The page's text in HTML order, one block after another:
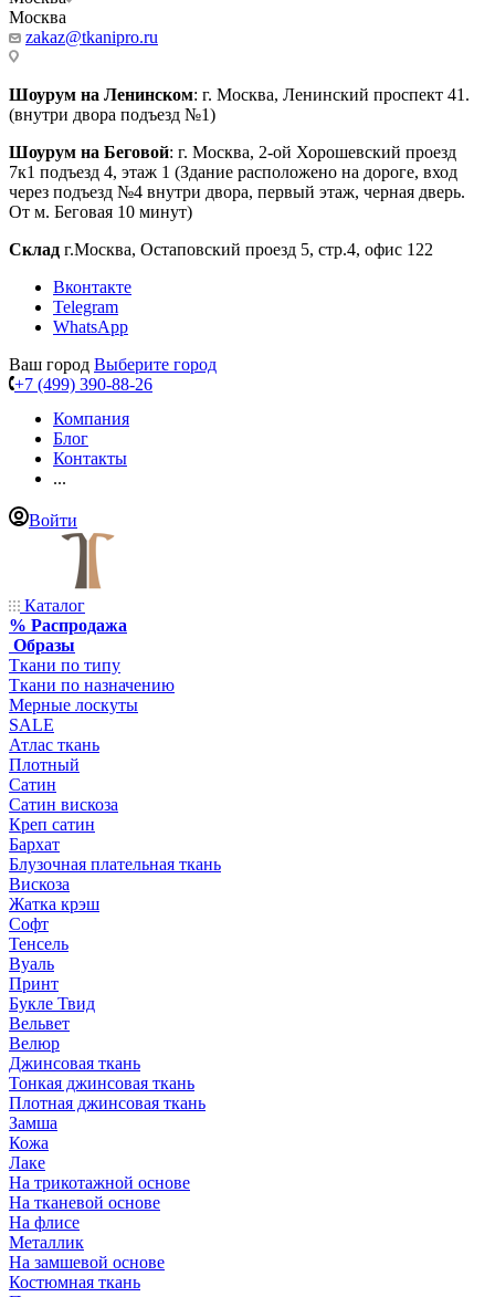
Москва
zakaz@tkanipro.ru
Шоурум на Ленинском: г. Москва, Ленинский проспект 41.
(внутри двора подъезд №1)
Шоурум на Беговой: г. Москва, 2-ой Хорошевский проезд
7к1 подъезд 4, этаж 1 (Здание расположено на дороге, вход
через подъезд №4 внутри двора, первый этаж, черная дверь.
От м. Беговая 10 минут)
Склад г.Москва, Остаповский проезд 5, стр.4, офис 122
Вконтакте
Telegram
WhatsApp
Ваш город Выберите город
+7 (499) 390-88-26
Компания
Блог
Контакты
...
Войти
Каталог
% Распродажа
Образы
Ткани по типу
Ткани по назначению
Мерные лоскуты
SALE
Атлас ткань
Плотный
Сатин
Сатин вискоза
Креп сатин
Бархат
Блузочная плательная ткань
Вискоза
Жатка крэш
Софт
Тенсель
Вуаль
Принт
Букле Твид
Вельвет
Велюр
Джинсовая ткань
Тонкая джинсовая ткань
Плотная джинсовая ткань
Замша
Кожа
Лаке
На трикотажной основе
На тканевой основе
На флисе
Металлик
На замшевой основе
Костюмная ткань